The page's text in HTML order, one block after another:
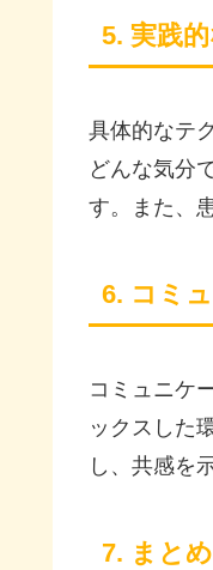
5. 実践
具体的なテ
どんな気分
す。また、
6. コミ
コミュニケ
ックスした
し、共感を
7. まと